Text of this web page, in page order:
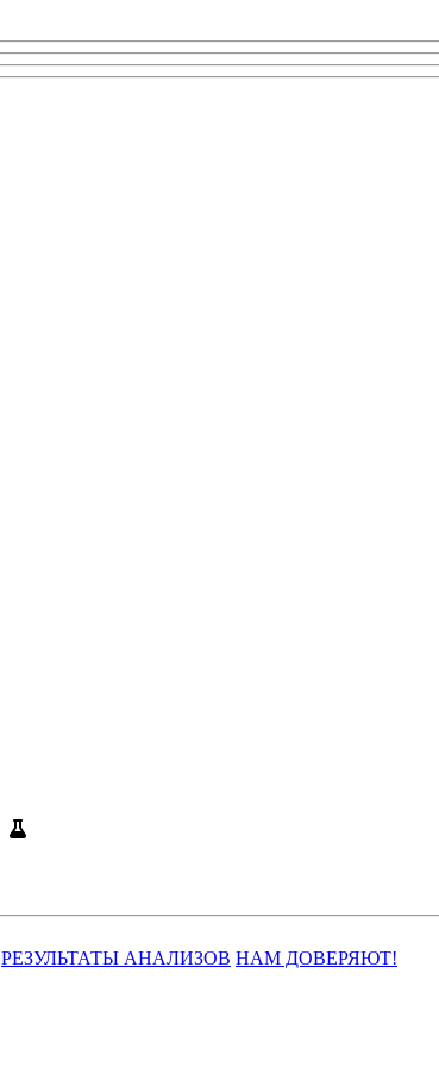
РЕЗУЛЬТАТЫ АНАЛИЗОВ НАМ ДОВЕРЯЮТ!